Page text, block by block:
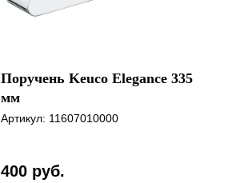
Поручень Keuco Elegance 335
мм
Артикул: 11607010000
400 руб.